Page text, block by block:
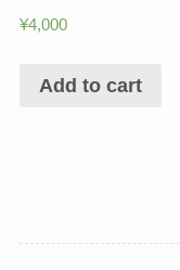
¥4,000
Add to cart